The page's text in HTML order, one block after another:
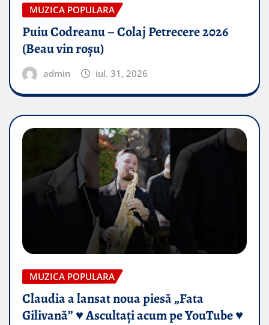
MUZICA POPULARA
Puiu Codreanu – Colaj Petrecere 2026
(Beau vin roșu)
admin iul. 31, 2026
MUZICA POPULARA
Claudia a lansat noua piesă „Fata
Gilivană” ♥️ Ascultați acum pe YouTube ♥️